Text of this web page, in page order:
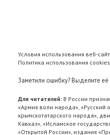
Условия использования веб-
Политика использования cookies
Заметили ошибку? Выделите
Для читателей: В России
«Армия воли народа»,
крымскотатарского народа»,
Кавказ», «Исламское
«Открытой России», издания